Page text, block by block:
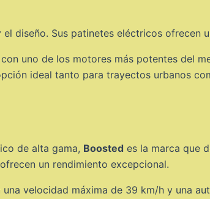
diseño. Sus patinetes eléctricos
uno de los motores más potentes del
ideal tanto para trayectos urbanos
de alta gama, Boosted es la marca que
un rendimiento excepcional.
una velocidad máxima de 39 km/h y una